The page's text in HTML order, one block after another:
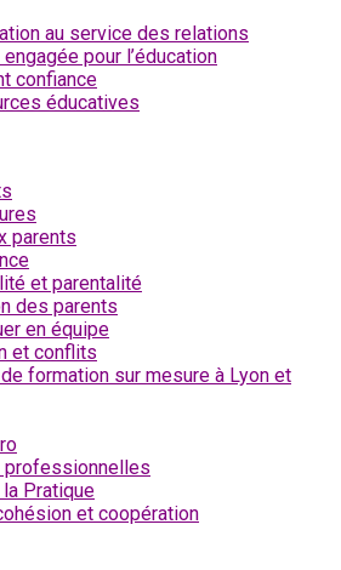
au service des relations
pour l’éducation
confiance
éducatives
parents
et parentalité
des parents
en équipe
et conflits
formation sur mesure à Lyon et
professionnelles
Pratique
et coopération